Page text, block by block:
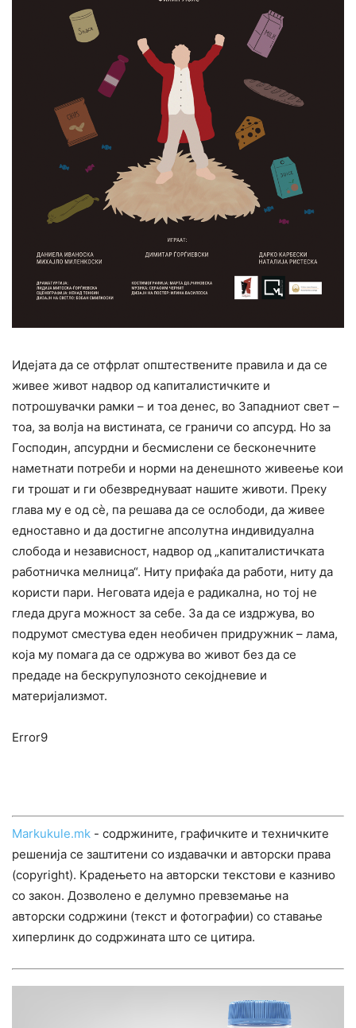
Идејата да се отфрлат општествените правила и да се
живее живот надвор од капиталистичките и
потрошувачки рамки – и тоа денес, во Западниот свет –
тоа, за волја на вистината, се граничи со апсурд. Но за
Господин, апсурдни и бесмислени се бесконечните
наметнати потреби и норми на денешното живеење кои
ги трошат и ги обезвреднуваат нашите животи. Преку
глава му е од сѐ, па решава да се ослободи, да живее
едноставно и да достигне апсолутна индивидуална
слобода и независност, надвор од „капиталистичката
работничка мелница“. Ниту прифаќа да работи, ниту да
користи пари. Неговата идеја е радикална, но тој не
гледа друга можност за себе. За да се издржува, во
подрумот сместува еден необичен придружник – лама,
која му помага да се одржува во живот без да се
предаде на бескрупулозното секојдневие и
материјализмот.
Error9
Markukule.mk - содржините, графичките и техничките
решенија се заштитени со издавачки и авторски права
(copyright). Крадењето на авторски текстови е казниво
со закон. Дозволено е делумно превземање на
авторски содржини (текст и фотографии) со ставање
хиперлинк до содржината што се цитира.